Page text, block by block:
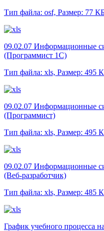
Тип файла: osf, Размер: 77
09.02.07 Информационные
(Программист 1С)
Тип файла: xls, Размер: 495
09.02.07 Информационные
(Программист)
Тип файла: xls, Размер: 495
09.02.07 Информационные
(Веб-разработчик)
Тип файла: xls, Размер: 485
График учебного процесса